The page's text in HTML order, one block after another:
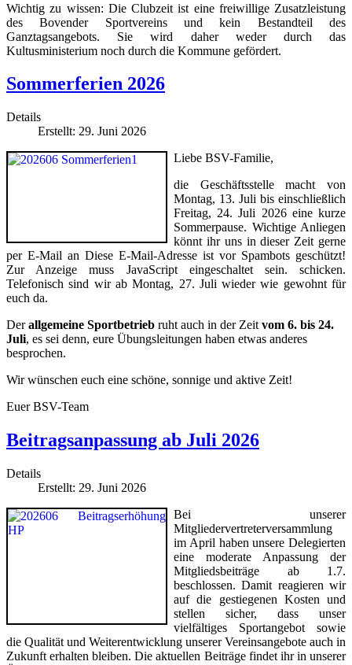
Wichtig zu wissen: Die Clubzeit ist eine freiwillige Zusatzleistung
des Bovender Sportvereins und kein Bestandteil des
Ganztagsangebots. Sie wird daher weder durch das
Kultusministerium noch durch die Kommune gefördert.
Sommerferien 2026
Details
Erstellt: 29. Juni 2026
Liebe BSV-Familie,
die Geschäftsstelle macht von
Montag, 13. Juli bis einschließlich
Freitag, 24. Juli 2026 eine kurze
Sommerpause. Wichtige Anliegen
könnt ihr uns in dieser Zeit gerne
per E-Mail an Diese E-Mail-Adresse ist vor Spambots geschützt!
Zur Anzeige muss JavaScript eingeschaltet sein. schicken.
Telefonisch sind wir ab Montag, 27. Juli wieder wie gewohnt für
euch da.
Derallgemeine Sportbetrieb ruht auch in der Zeit vom 6. bis 24.
Juli, es sei denn, eure Übungsleitungen haben etwas anderes
besprochen.
Wir wünschen euch eine schöne, sonnige und aktive Zeit!
Euer BSV-Team
Beitragsanpassung ab Juli 2026
Details
Erstellt: 29. Juni 2026
Bei unserer
Mitgliedervertreterversammlung
im April haben unsere Delegierten
eine moderate Anpassung der
Mitgliedsbeiträge ab 1.7.
beschlossen. Damit reagieren wir
auf die gestiegenen Kosten und
stellen sicher, dass unser
vielfältiges Sportangebot sowie
die Qualität und Weiterentwicklung unserer Vereinsangebote auch in
Zukunft erhalten bleiben. Die aktuellen Beiträge findet ihr in unserer